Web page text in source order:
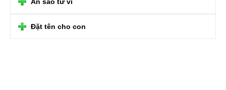
Đặt tên cho con